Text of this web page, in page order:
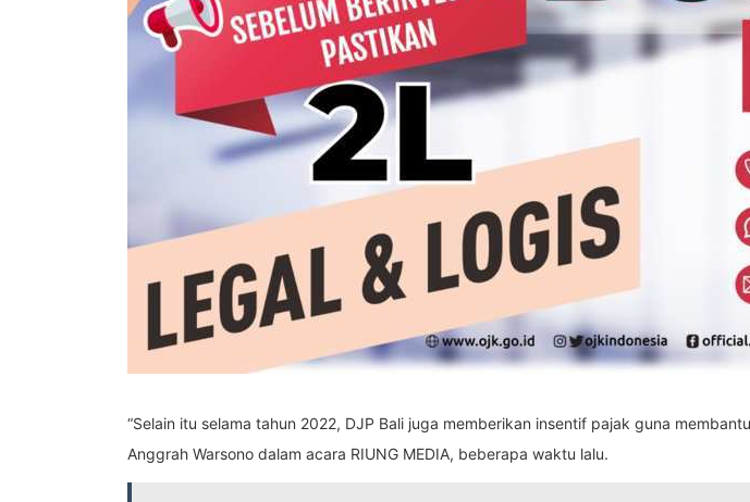
“Selain itu selama tahun 2022, DJP Bali juga memberikan insentif pajak guna
Anggrah Warsono dalam acara RIUNG MEDIA, beberapa waktu lalu.